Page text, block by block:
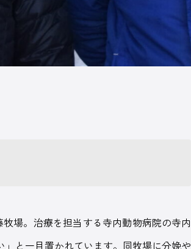
場。治療を担当する寺内動物病院の寺内
と一目置かれています。同牧場に分娩や